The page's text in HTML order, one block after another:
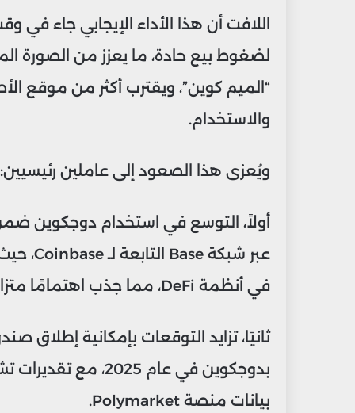
اللافت أن هذا الأداء الإيجابي جاء
لضغوط بيع حادة، ما يعزز من الصورة
“الميم كوين”، ويقترب أكثر من موقع
والاستخدام.
ويُعزى هذا الصعود إلى عاملين رئيسيين:
في أنظمة DeFi، مما جذب اهتمامًا متزايدًا من قبل المستثمرين الأفراد والمؤسسات.
بيانات منصة Polymarket.